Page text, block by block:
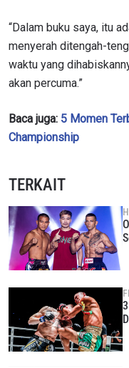
“Dalam buku saya, itu
menyerah ditengah-
waktu yang
akan percuma.”
Baca juga: 5 Momen
Championship
TERKAIT